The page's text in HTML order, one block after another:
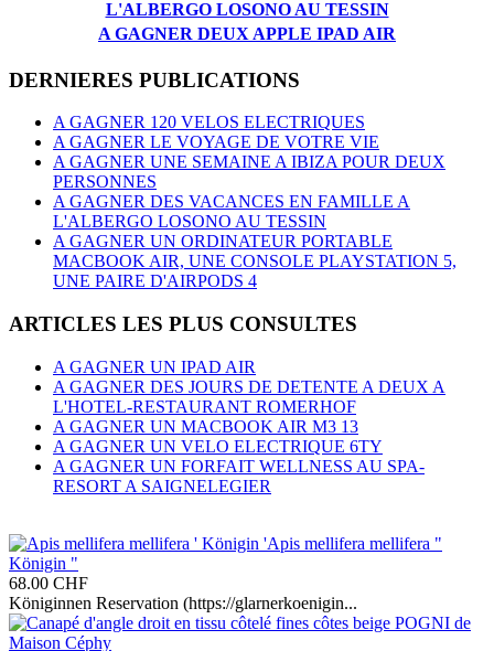
L'ALBERGO LOSONO AU TESSIN
A GAGNER DEUX APPLE IPAD AIR
DERNIERES PUBLICATIONS
A GAGNER 120 VELOS ELECTRIQUES
A GAGNER LE VOYAGE DE VOTRE VIE
A GAGNER UNE SEMAINE A IBIZA POUR DEUX
PERSONNES
A GAGNER DES VACANCES EN FAMILLE A
L'ALBERGO LOSONO AU TESSIN
A GAGNER UN ORDINATEUR PORTABLE
MACBOOK AIR, UNE CONSOLE PLAYSTATION 5,
UNE PAIRE D'AIRPODS 4
ARTICLES LES PLUS CONSULTES
A GAGNER UN IPAD AIR
A GAGNER DES JOURS DE DETENTE A DEUX A
L'HOTEL-RESTAURANT ROMERHOF
A GAGNER UN MACBOOK AIR M3 13
A GAGNER UN VELO ELECTRIQUE 6TY
A GAGNER UN FORFAIT WELLNESS AU SPA-
RESORT A SAIGNELEGIER
Apis mellifera mellifera "
Königin "
68.00 CHF
Königinnen Reservation (https://glarnerkoenigin...